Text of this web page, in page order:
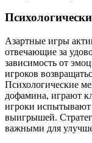
Азартные игры
отвечающие за
зависимость от
игроков
Психологические
дофамина, играют
игроки испытывают
выигрышей.
важными для